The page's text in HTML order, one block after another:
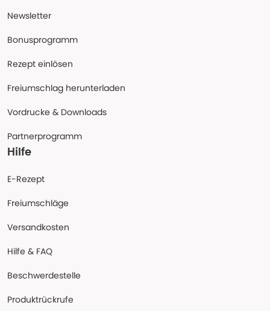
Newsletter
Bonusprogramm
Rezept einlösen
Freiumschlag herunterladen
Vordrucke & Downloads
Partnerprogramm
Hilfe
E-Rezept
Freiumschläge
Versandkosten
Hilfe & FAQ
Beschwerdestelle
Produktrückrufe